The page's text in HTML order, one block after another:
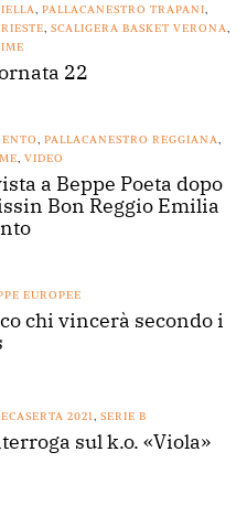
, PALLACANESTRO TRAPANI,
, SCALIGERA BASKET VERONA,
22
, PALLACANESTRO REGGIANA,
, VIDEO
a Beppe Poeta dopo
Bon Reggio Emilia
EUROPEE
chi vincerà secondo i
2021, SERIE B
sul k.o. «Viola»